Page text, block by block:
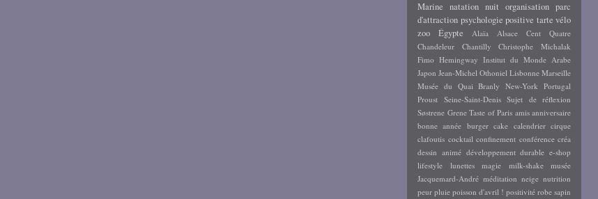
Marine natation nuit organisation parc
d'attraction psychologie positive tarte vélo
zoo
Égypte Alaïa Alsace
Cent Quatre
Chandeleur
Chantilly
Christophe Michalak
Fimo Hemingway Institut du Monde Arabe
Japon Jean-Michel Othoniel Lisbonne Marseille
Musée du Quai Branly
New-York
Portugal
Proust Seine-Saint-Denis Sujet de réflexion
Søstrene Grene Taste of Paris amis anniversaire
bonne année burger cake calendrier cirque
clafoutis cocktail confinement conférence créa
dessin animé développement durable e-shop
lifestyle
lunettes magie milk-shake
musée
Jacquemard-André méditation neige nutrition
peur pluie poisson d'avril ! positivité robe sapin